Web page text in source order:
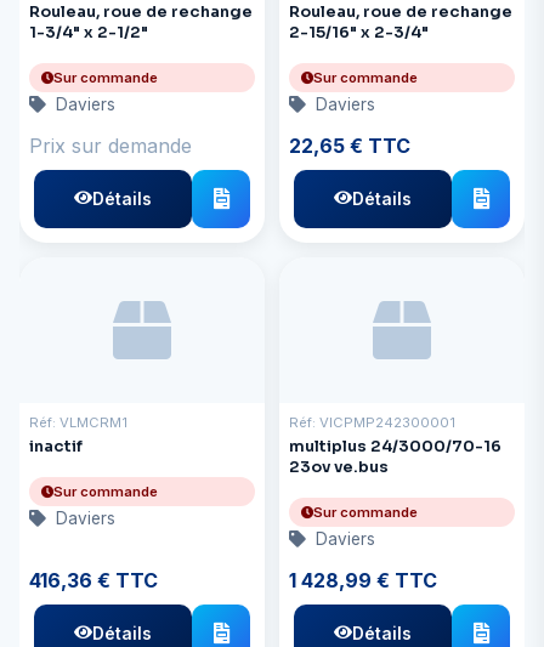
Rouleau, roue de rechange
1-3/4" x 2-1/2"
Sur commande
Daviers
Prix sur demande
Détails
Rouleau, roue de rechange
2-15/16" x 2-3/4"
Sur commande
Daviers
22,65 € TTC
Détails
Réf: VLMCRM1
inactif
Sur commande
Daviers
416,36 € TTC
Détails
Réf: VICPMP242300001
multiplus 24/3000/70-16
23ov ve.bus
Sur commande
Daviers
1 428,99 € TTC
Détails